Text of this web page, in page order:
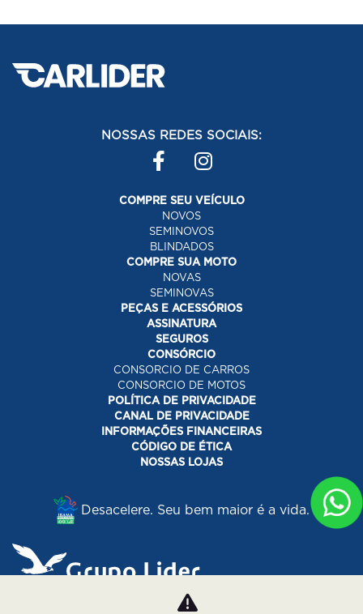
NOSSAS REDES SOCIAIS:
COMPRE SEU VEÍCULO
NOVOS
SEMINOVOS
BLINDADOS
COMPRE SUA MOTO
NOVAS
SEMINOVAS
PEÇAS E ACESSÓRIOS
ASSINATURA
SEGUROS
CONSÓRCIO
CONSORCIO DE CARROS
CONSORCIO DE MOTOS
POLÍTICA DE PRIVACIDADE
CANAL DE PRIVACIDADE
INFORMAÇÕES FINANCEIRAS
CÓDIGO DE ÉTICA
NOSSAS LOJAS
Desacelere. Seu bem maior é a vida.